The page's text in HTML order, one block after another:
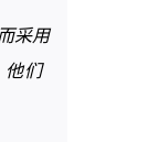
采用
他们